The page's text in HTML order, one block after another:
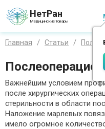
НетРан
Медицинские товары
Главная Статьи
Важнейшим условием
после хирургических
стерильности в области
Наложение марлевых
имело огромное